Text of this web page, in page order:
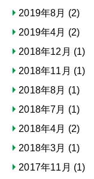
2019年8月 (2)
2019年4月 (2)
2018年12月 (1)
2018年11月 (1)
2018年8月 (1)
2018年7月 (1)
2018年4月 (2)
2018年3月 (1)
2017年11月 (1)